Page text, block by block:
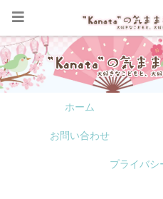
ホーム
お問い合わせ
プライバシ